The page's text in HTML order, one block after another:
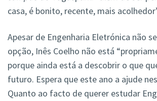
casa, é bonito, recente, mais
Apesar de Engenharia Eletrónica não
opção, Inês Coelho não está
porque ainda está a descobrir o que
futuro. Espera que este ano a ajude
Quanto ao facto de querer estudar